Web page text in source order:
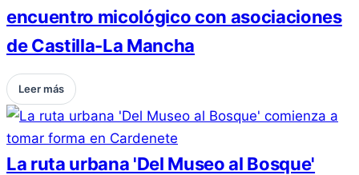
encuentro micológico con asociaciones
de Castilla-La Mancha
Leer más
La ruta urbana 'Del Museo al Bosque'